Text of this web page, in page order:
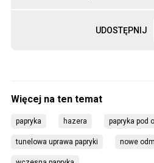
UDOSTĘPNIJ
papryka hazera papryka pod
tunelowa uprawa papryki nowe